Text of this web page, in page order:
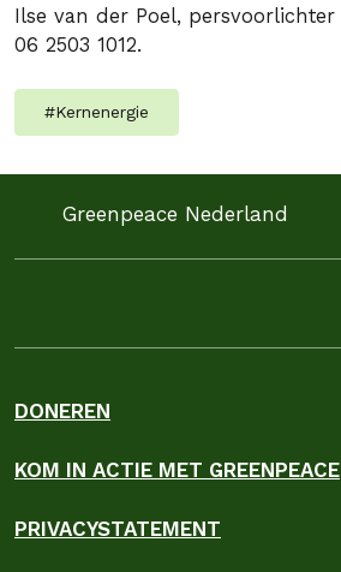
Ilse van der Poel, persvoorlichter
06 2503 1012.
#Kernenergie
Greenpeace Nederland
DONEREN
KOM IN ACTIE MET GREENPEACE
PRIVACYSTATEMENT